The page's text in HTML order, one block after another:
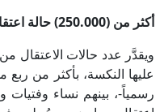
أكثر من (250.000) حالة اعتقال
ويقدَّر عدد حالات الاعتقال
عليها النكسة، بأكثر من
رسمياً-، بينهم نساء